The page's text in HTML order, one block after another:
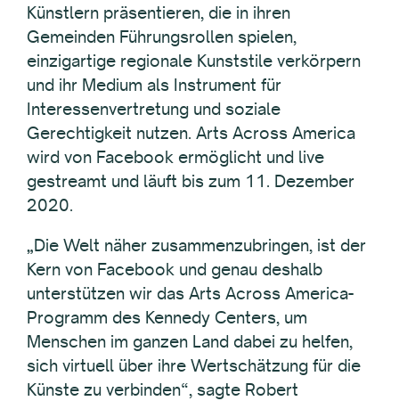
Künstlern präsentieren, die in ihren
Gemeinden Führungsrollen spielen,
einzigartige regionale Kunststile verkörpern
und ihr Medium als Instrument für
Interessenvertretung und soziale
Gerechtigkeit nutzen. Arts Across America
wird von Facebook ermöglicht und live
gestreamt und läuft bis zum 11. Dezember
2020.
„Die Welt näher zusammenzubringen, ist der
Kern von Facebook und genau deshalb
unterstützen wir das Arts Across America-
Programm des Kennedy Centers, um
Menschen im ganzen Land dabei zu helfen,
sich virtuell über ihre Wertschätzung für die
Künste zu verbinden“, sagte Robert